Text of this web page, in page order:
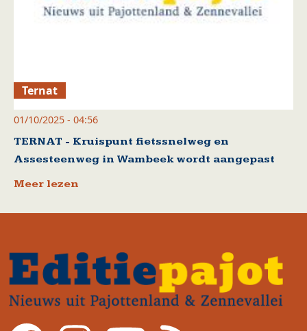
Ternat
01/10/2025 - 04:56
TERNAT - Kruispunt fietssnelweg en
Assesteenweg in Wambeek wordt aangepast
Meer lezen